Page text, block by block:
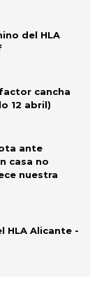
del HLA
cancha
12 abril)
ante
casa no
nuestra
HLA Alicante -